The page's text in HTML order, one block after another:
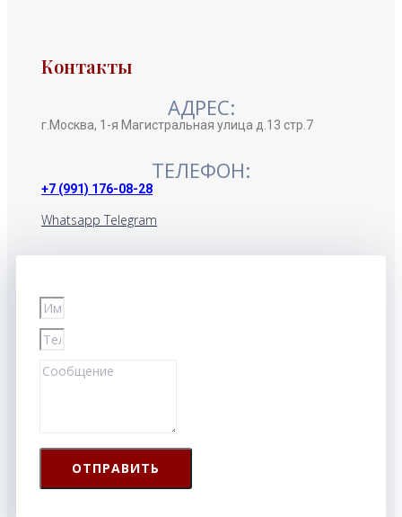
Контакты
АДРЕС:
г.Москва, 1-я Магистральная улица д.13 стр.7
ТЕЛЕФОН:
+7 (991) 176-08-28
Whatsapp Telegram
ОТПРАВИТЬ